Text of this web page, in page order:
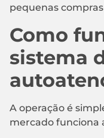
pequenas
Como
sistema
A operação é
mercado funciona